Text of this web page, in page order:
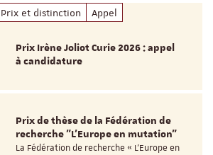
Prix et distinction Appel
Prix Irène Joliot Curie 2026 : appel
à candidature
Prix de thèse de la Fédération de
recherche "L’Europe en mutation"
La Fédération de recherche « L’Europe en